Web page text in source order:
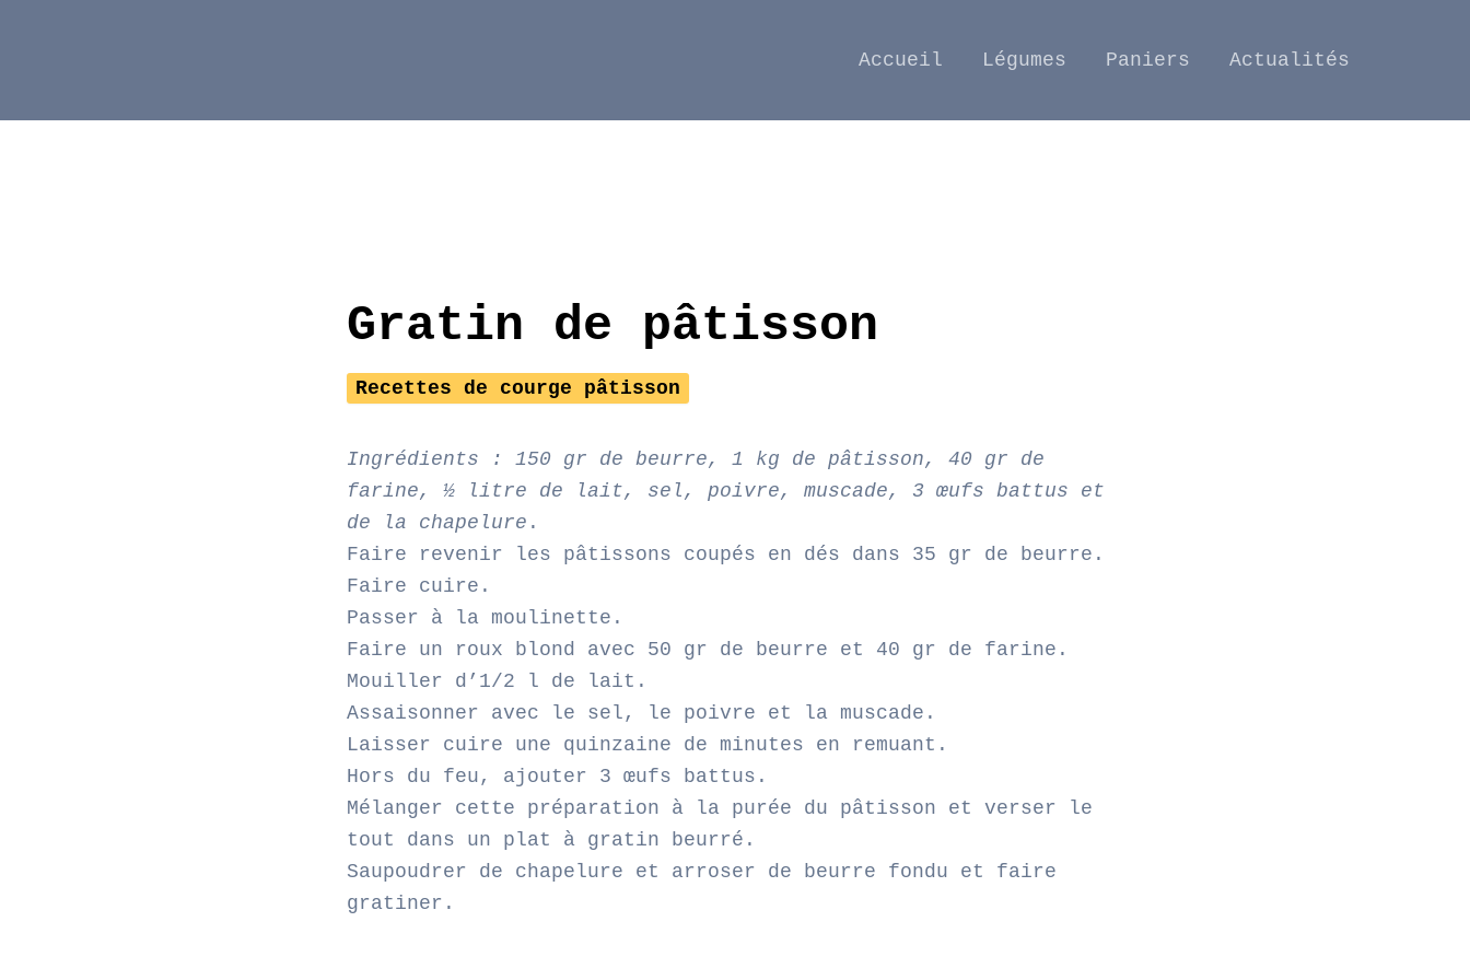
Accueil Légumes Paniers Actualités
Gratin de pâtisson
Recettes de courge pâtisson
Ingrédients : 150 gr de beurre, 1 kg de pâtisson, 40 gr de
farine, ½ litre de lait, sel, poivre, muscade, 3 œufs battus et
de la chapelure .
Faire revenir les pâtissons coupés en dés dans 35 gr de beurre.
Faire cuire.
Passer à la moulinette.
Faire un roux blond avec 50 gr de beurre et 40 gr de farine.
Mouiller d’1/2 l de lait.
Assaisonner avec le sel, le poivre et la muscade.
Laisser cuire une quinzaine de minutes en remuant.
Hors du feu, ajouter 3 œufs battus.
Mélanger cette préparation à la purée du pâtisson et verser le
tout dans un plat à gratin beurré.
Saupoudrer de chapelure et arroser de beurre fondu et faire
gratiner.